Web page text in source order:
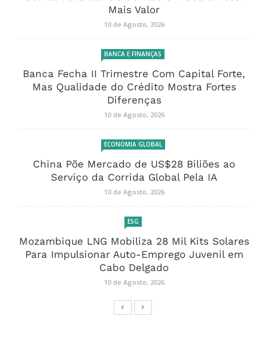
Mais Valor
10 de Agosto, 2026
BANCA E FINANÇAS
Banca Fecha II Trimestre Com Capital Forte,
Mas Qualidade do Crédito Mostra Fortes
Diferenças
10 de Agosto, 2026
ECONOMIA GLOBAL
China Põe Mercado de US$28 Biliões ao
Serviço da Corrida Global Pela IA
10 de Agosto, 2026
ESG
Mozambique LNG Mobiliza 28 Mil Kits Solares
Para Impulsionar Auto-Emprego Juvenil em
Cabo Delgado
10 de Agosto, 2026